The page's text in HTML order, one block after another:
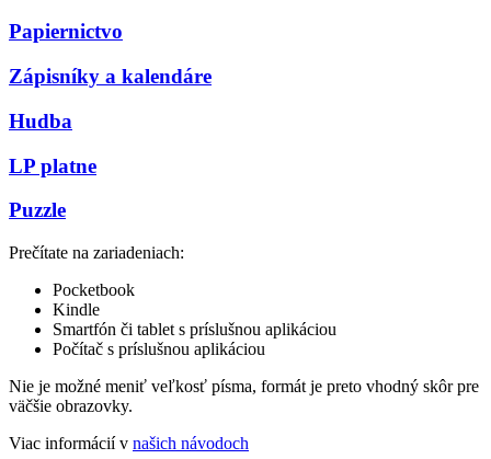
Papiernictvo
Zápisníky a kalendáre
Hudba
LP platne
Puzzle
Prečítate na zariadeniach:
Pocketbook
Kindle
Smartfón či tablet s príslušnou aplikáciou
Počítač s príslušnou aplikáciou
Nie je možné meniť veľkosť písma, formát je preto vhodný skôr pre
väčšie obrazovky.
Viac informácií v našich návodoch